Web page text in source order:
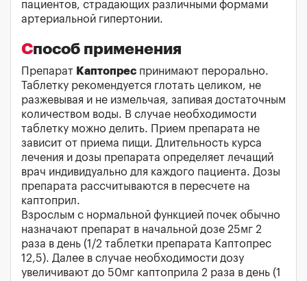
пациентов, страдающих различными формами
артериальной гипертонии.
Способ применения
Препарат Каптопрес принимают перорально.
Таблетку рекомендуется глотать целиком, не
разжевывая и не измельчая, запивая достаточным
количеством воды. В случае необходимости
таблетку можно делить. Прием препарата не
зависит от приема пищи. Длительность курса
лечения и дозы препарата определяет лечащий
врач индивидуально для каждого пациента. Дозы
препарата рассчитываются в пересчете на
каптоприл.
Взрослым с нормальной функцией почек обычно
назначают препарат в начальной дозе 25мг 2
раза в день (1/2 таблетки препарата Каптопрес
12,5). Далее в случае необходимости дозу
увеличивают до 50мг каптоприла 2 раза в день (1